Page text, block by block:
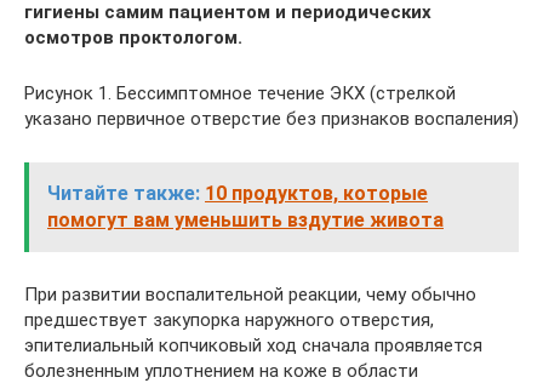
гигиены самим пациентом и периодических
осмотров проктологом.
Рисунок 1. Бессимптомное течение ЭКХ (стрелкой
указано первичное отверстие без признаков воспаления)
Читайте также: 10 продуктов, которые
помогут вам уменьшить вздутие живота
При развитии воспалительной реакции, чему обычно
предшествует закупорка наружного отверстия,
эпителиальный копчиковый ход сначала проявляется
болезненным уплотнением на коже в области